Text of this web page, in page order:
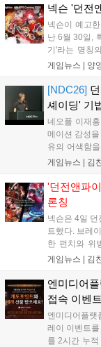
공식 웹사이
넥슨 '던전
넥슨이 예고
난 6월 30일,
기'라는 명칭
CMB에서 언
영문 상표권도
게임뉴스 | 양
[NDC26]
셰이딩' 기
네오플 이재
메이션 감성
유의 어색함
하게 제어하
네오플은 아
셰이더를 고도
게임뉴스 | 김
'던전앤파
론칭
넥슨은 4일 던
트했다. 브레
한 펀치와 위
영상도 공개
사항은 공식
게임뉴스 | 김
엔미디어
접속 이벤
엔미디어플랫
레이 이벤트
를 2시간 누